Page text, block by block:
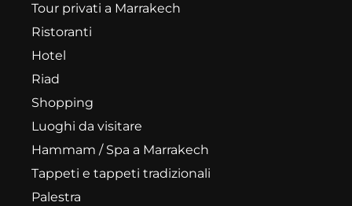
Tour privati a Marrakech
Ristoranti
Hotel
Riad
Shopping
Luoghi da visitare
Hammam / Spa a Marrakech
Tappeti e tappeti tradizionali
Palestra